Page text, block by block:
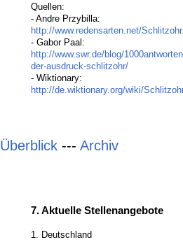
Quellen:
- Andre Przybilla:
http://www.redensarten.net/
- Gabor Paal:
http://www.swr.de/blog/
der-ausdruck-schlitzohr/
- Wiktionary:
http://de.wiktionary.org/wiki/
Überblick --- Archiv
7. Aktuelle Stellenangebote
1. Deutschland